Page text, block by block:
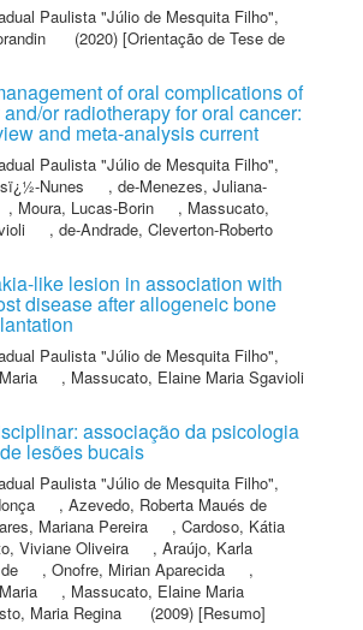
Paulista "Júlio de Mesquita Filho",
(2020) [Orientação de Tese de
of oral complications of
or radiotherapy for oral cancer:
and meta-analysis current
Paulista "Júlio de Mesquita Filho",
Nunes
, de-Menezes, Juliana-
, Moura, Lucas-Borin , Massucato,
, de-Andrade, Cleverton-Roberto
like lesion in association with
disease after allogeneic bone
Paulista "Júlio de Mesquita Filho",
, Massucato, Elaine Maria Sgavioli
associação da psicologia
lesões bucais
Paulista "Júlio de Mesquita Filho",
, Azevedo, Roberta Maués de
Mariana Pereira , Cardoso, Kátia
Viviane Oliveira , Araújo, Karla
, Onofre, Mirian Aparecida
,
, Massucato, Elaine Maria
Maria Regina (2009) [Resumo]